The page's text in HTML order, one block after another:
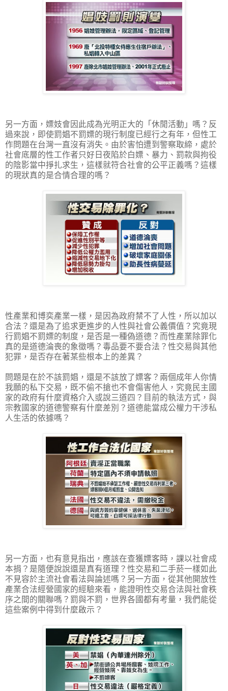
另一方面，嫖妓會因此成為光明正大的「休閒活動」嗎？反
過來說，即使罰娼不罰嫖的現行制度已經行之有年，但性工
作問題在台灣一直沒有消失。由於害怕遭到警察取締，處於
社會底層的性工作者只好日夜陷於白嫖、暴力、罰款與拘役
的陰影當中掙扎求生，這樣就符合社會的公平正義嗎？這樣
的現狀真的是合情合理的嗎？
性產業和博奕產業一樣，是因為政府禁不了人性，所以加以
合法？還是為了追求更進步的人性與社會公義價值？究竟現
行罰娼不罰嫖的制度，是否是一種偽道德？而性產業除罪化
真的是道德淪喪的象徵嗎？毒品要不要合法？性交易與其他
犯罪，是否存在著某些根本上的差異？
問題是在於不該罰娼，還是不該放了嫖客？兩個成年人你情
我願的私下交易，既不偷不搶也不會傷害他人，究竟民主國
家的政府有什麼資格介入或說三道四？目前的執法方式，與
宗教國家的道德警察有什麼差別？道德能當成公權力干涉私
人生活的依據嗎？
另一方面，也有意見指出，應該在查獲嫖客時，課以社會成
本捐？是隨便說說還是真有道理？性交易和二手菸一樣如此
不見容於主流社會看法與論述嗎？另一方面，從其他開放性
產業合法經營國家的經驗來看，能證明性交易合法與社會秩
序之間的關聯嗎？罰與不罰，世界各國都有考量，我們能從
這些案例中得到什麼啟示？